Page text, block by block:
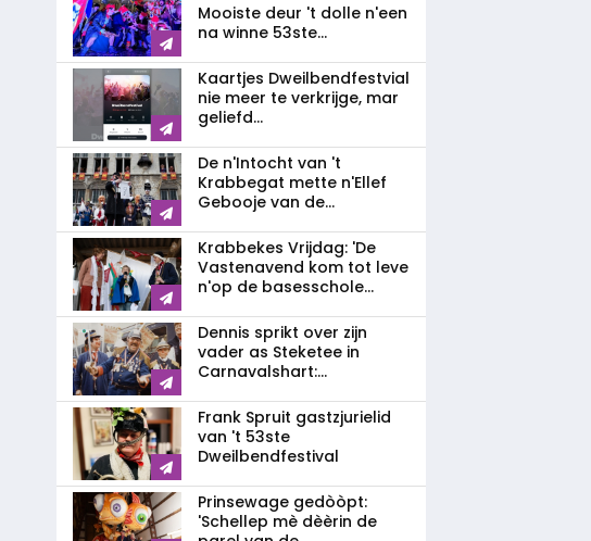
Mooiste deur 't dolle n'een
na winne 53ste...
Kaartjes Dweilbendfestvial
nie meer te verkrijge, mar
geliefd...
De n'Intocht van 't
Krabbegat mette n'Ellef
Gebooje van de...
Krabbekes Vrijdag: 'De
Vastenavend kom tot leve
n'op de basesschole...
Dennis sprikt over zijn
vader as Steketee in
Carnavalshart:...
Frank Spruit gastzjurielid
van 't 53ste
Dweilbendfestival
Prinsewage gedòòpt:
'Schellep mè dèèrin de